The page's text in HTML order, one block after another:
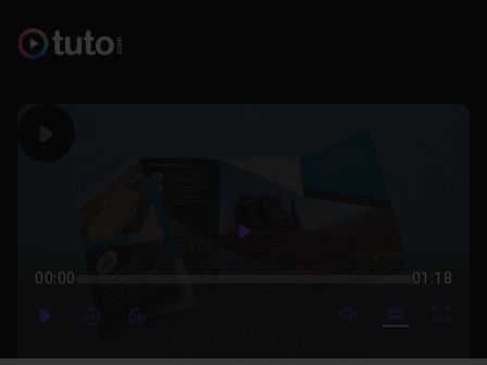
Play
00:00 01:18
PlayForwardForward mute video
Subtitles